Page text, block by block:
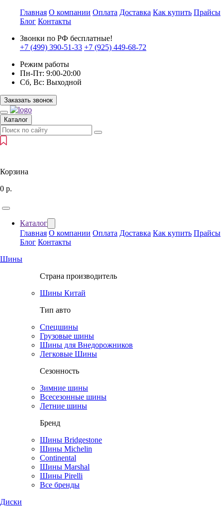
Главная О компании Оплата Доставка Как купить Прайсы
Блог Контакты
Звонки по РФ бесплатные!
+7 (499) 390-51-33 +7 (925) 449-68-72
Режим работы
Пн-Пт: 9:00-20:00
Сб, Вс: Выходной
Заказать звонок
Каталог
Корзина
0 р.
Каталог
Главная О компании Оплата Доставка Как купить Прайсы
Блог Контакты
Шины
Страна производитель
Шины Китай
Тип авто
Спецшины
Грузовые шины
Шины для Внедорожников
Легковые Шины
Сезонность
Зимние шины
Всесезонные шины
Летние шины
Бренд
Шины Bridgestone
Шины Michelin
Continental
Шины Marshal
Шины Pirelli
Все бренды
Диски